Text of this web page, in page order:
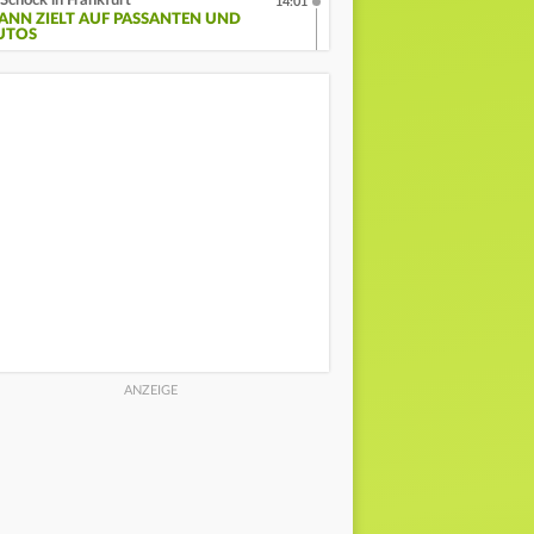
ZIELT AUF PASSANTEN UND